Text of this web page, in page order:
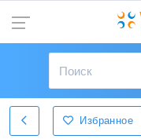
Избранное